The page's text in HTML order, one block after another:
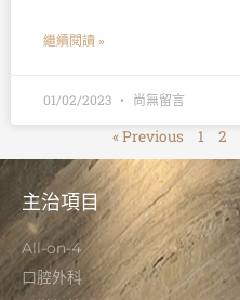
繼續閱讀 »
01/02/2023 尚無留言
« Previous 1 2
主治項目
All-on-4
口腔外科